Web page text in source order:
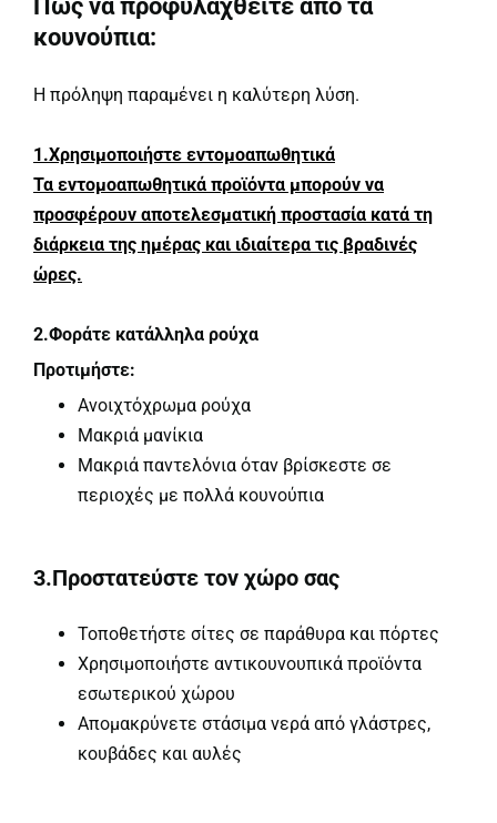
Πώς να προφυλαχθείτε από τα
κουνούπια:
Η πρόληψη παραμένει η καλύτερη λύση.
1.Χρησιμοποιήστε εντομοαπωθητικά
Τα εντομοαπωθητικά προϊόντα μπορούν να
προσφέρουν αποτελεσματική προστασία κατά τη
διάρκεια της ημέρας και ιδιαίτερα τις βραδινές
ώρες.
2.Φοράτε κατάλληλα ρούχα
Προτιμήστε:
Ανοιχτόχρωμα ρούχα
Μακριά μανίκια
Μακριά παντελόνια όταν βρίσκεστε σε
περιοχές με πολλά κουνούπια
3.Προστατεύστε τον χώρο σας
Τοποθετήστε σίτες σε παράθυρα και πόρτες
Χρησιμοποιήστε αντικουνουπικά προϊόντα
εσωτερικού χώρου
Απομακρύνετε στάσιμα νερά από γλάστρες,
κουβάδες και αυλές